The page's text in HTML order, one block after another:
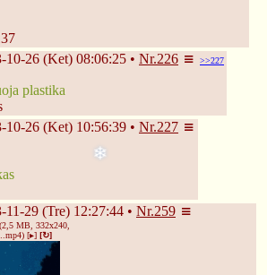
10-26 (Ket) 08:06:25 Nr.226 >>227
plastika
10-26 (Ket) 10:56:39 Nr.227
11-29 (Tre) 12:27:44 Nr.259
(2,5 MB, 332x240,
) [▸] [↻]